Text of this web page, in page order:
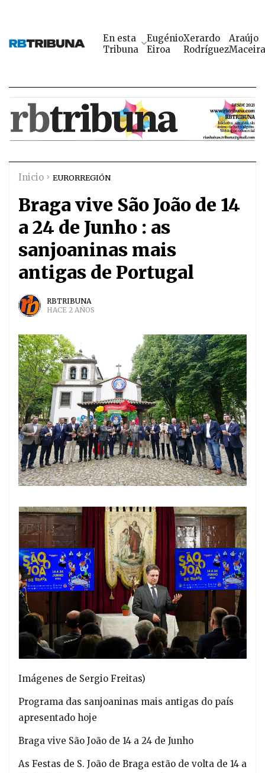
En esta
Tribuna
Eugénio
Eiroa
Xerardo
Rodríguez
Araújo
Maceira
Inicio EURORREGIÓN
Braga vive São João de 14
a 24 de Junho : as
sanjoaninas mais
antigas de Portugal
RBTRIBUNA
HACE 2 AÑOS
Imágenes de Sergio Freitas)
Programa das sanjoaninas mais antigas do país
apresentado hoje
Braga vive São João de 14 a 24 de Junho
As Festas de S. João de Braga estão de volta de 14 a